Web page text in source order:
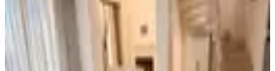
180 m²
45.000 ₺